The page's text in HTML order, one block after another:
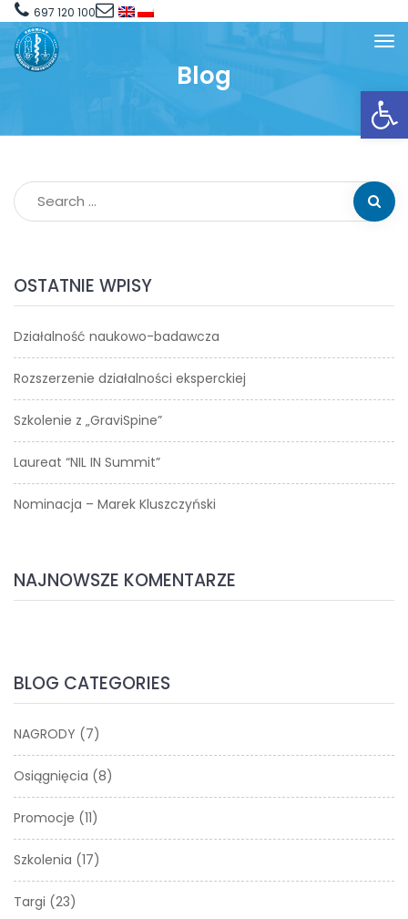
Open toolbar
697 120 100
Blog
OSTATNIE WPISY
Działalność naukowo-badawcza
Rozszerzenie działalności eksperckiej
Szkolenie z „GraviSpine”
Laureat “NIL IN Summit”
Nominacja – Marek Kluszczyński
NAJNOWSZE KOMENTARZE
BLOG CATEGORIES
NAGRODY (7)
Osiągnięcia (8)
Promocje (11)
Szkolenia (17)
Targi (23)